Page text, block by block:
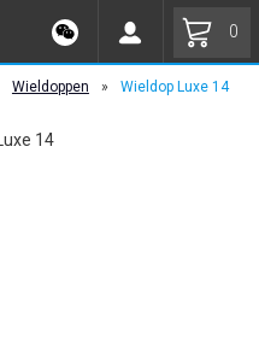
0
Wieldoppen »
Wieldop Luxe 14